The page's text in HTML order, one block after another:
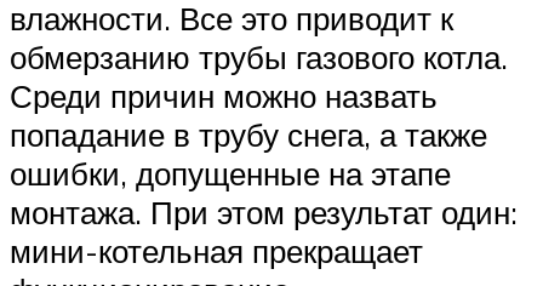
влажности. Все это приводит к
обмерзанию трубы газового котла.
Среди причин можно назвать
попадание в трубу снега, а также
ошибки, допущенные на этапе
монтажа. При этом результат один:
мини-котельная прекращает